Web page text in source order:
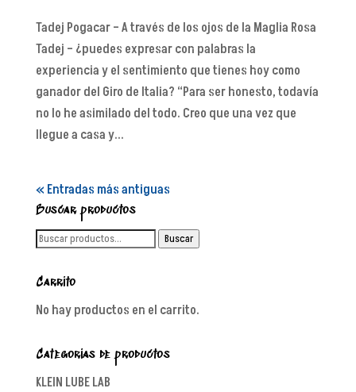
Tadej Pogacar – A través de los ojos de la Maglia Rosa
Tadej – ¿puedes expresar con palabras la
experiencia y el sentimiento que tienes hoy como
ganador del Giro de Italia? “Para ser honesto, todavía
no lo he asimilado del todo. Creo que una vez que
llegue a casa y...
« Entradas más antiguas
Buscar productos
Buscar
Buscar
Carrito
No hay productos en el carrito.
Categorías de productos
KLEIN LUBE LAB